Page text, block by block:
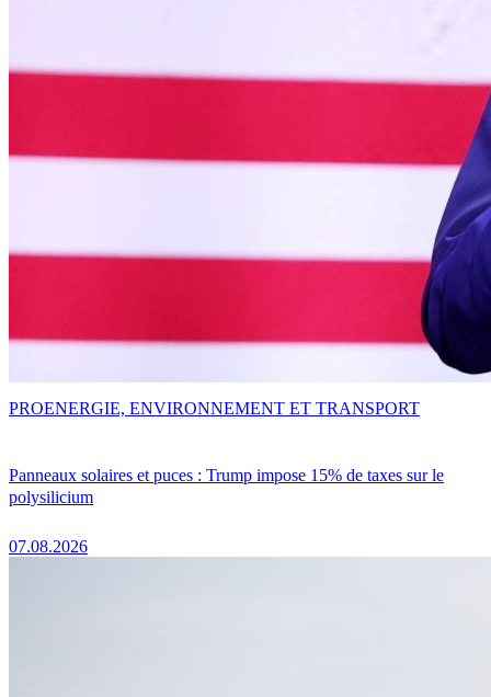
Panneaux solaires et puces : Trump impose 15% de taxes sur le
polysilicium
07.08.2026
PROENERGIE, ENVIRONNEMENT ET TRANSPORT